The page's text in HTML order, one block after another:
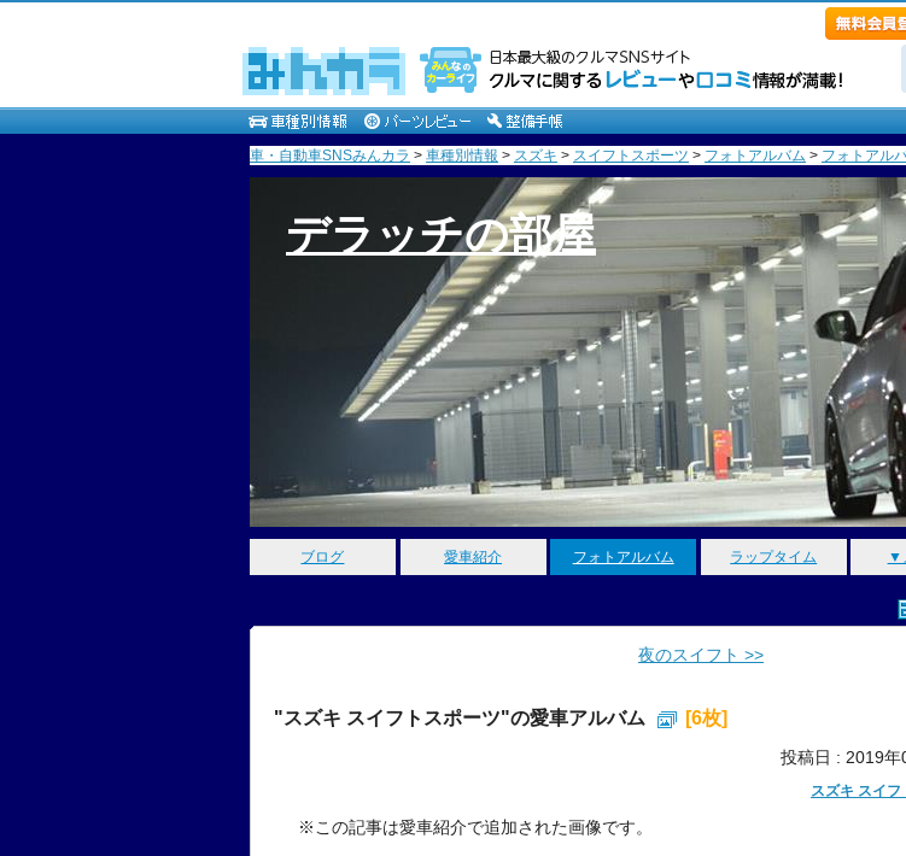
車・自動車SNSみんカラ > 車種別情報 > スズキ > スイフトスポーツ > フォトアルバム > フォトアル
デラッチの部屋
ブログ 愛車紹介 フォトアルバム ラップタイム ▼
夜のスイフト >>
"スズキ スイフトスポーツ"の愛車アルバム [6枚]
投稿日 : 2019年
スズキ スイフ
※この記事は愛車紹介で追加された画像です。